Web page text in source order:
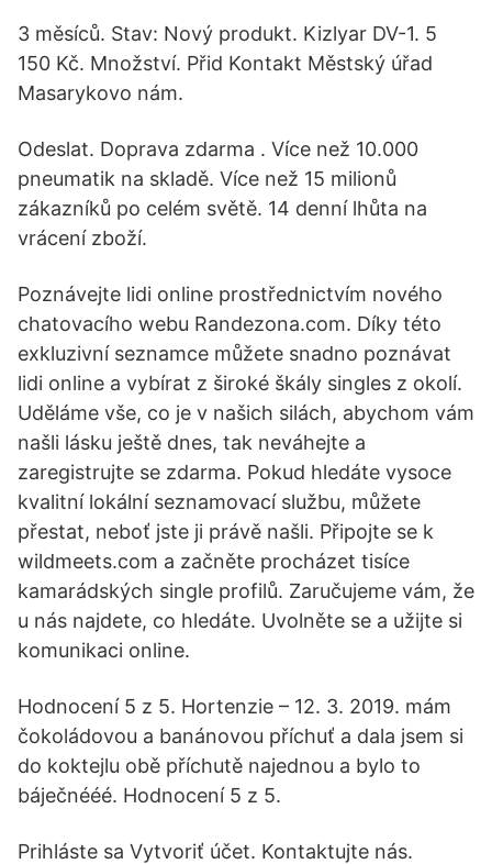
3 měsíců. Stav: Nový produkt. Kizlyar DV-1. 5
150 Kč. Množství. Přid Kontakt Městský úřad
Masarykovo nám.
Odeslat. Doprava zdarma . Více než 10.000
pneumatik na skladě. Více než 15 milionů
zákazníků po celém světě. 14 denní lhůta na
vrácení zboží.
Poznávejte lidi online prostřednictvím nového
chatovacího webu Randezona.com. Díky této
exkluzivní seznamce můžete snadno poznávat
lidi online a vybírat z široké škály singles z okolí.
Uděláme vše, co je v našich silách, abychom vám
našli lásku ještě dnes, tak neváhejte a
zaregistrujte se zdarma. Pokud hledáte vysoce
kvalitní lokální seznamovací službu, můžete
přestat, neboť jste ji právě našli. Připojte se k
wildmeets.com a začněte procházet tisíce
kamarádských single profilů. Zaručujeme vám, že
u nás najdete, co hledáte. Uvolněte se a užijte si
komunikaci online.
Hodnocení 5 z 5. Hortenzie – 12. 3. 2019. mám
čokoládovou a banánovou příchuť a dala jsem si
do koktejlu obě příchutě najednou a bylo to
báječnééé. Hodnocení 5 z 5.
Prihláste sa Vytvoriť účet. Kontaktujte nás.